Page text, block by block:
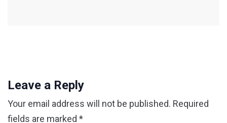
Leave a Reply
Your email address will not be published. Required
fields are marked *